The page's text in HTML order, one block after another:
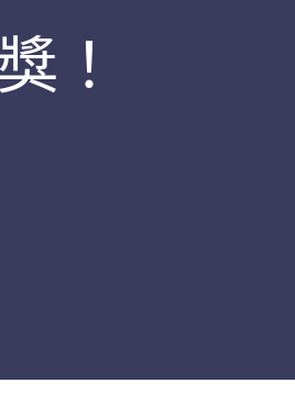
！